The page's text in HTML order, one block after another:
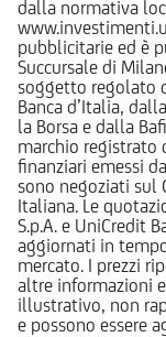
dalla normativa
pubblicitarie ed è
Succursale di
soggetto regolato
Banca d’Italia,
la Borsa e dalla
marchio registrato
finanziari emessi
sono negoziati sul
Italiana. Le
S.p.A. e UniCredit
aggiornati in
mercato. I prezzi
altre informazioni
illustrativo, non
e possono essere